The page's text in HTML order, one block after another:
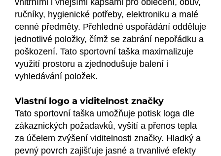
ručníky, hygienické potřeby, elektroniku a malé
cenné předměty. Přehledné uspořádání odděluje
jednotlivé položky, čímž se zabrání nepořádku a
poškození. Tato sportovní taška maximalizuje
využití prostoru a zjednodušuje balení i
vyhledávání položek.
Vlastní logo a viditelnost značky
Tato sportovní taška umožňuje potisk loga dle
zákaznických požadavků, vyšití a přenos tepla
za účelem zvýšení viditelnosti značky. Hladký a
pevný povrch zajišťuje jasné a trvanlivé efekty